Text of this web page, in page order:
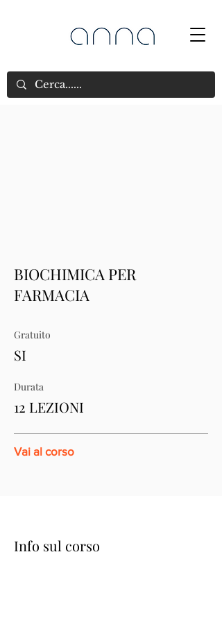
BIOCHIMICA PER
FARMACIA
Gratuito
SI
Durata
12 LEZIONI
Vai al corso
Info sul corso